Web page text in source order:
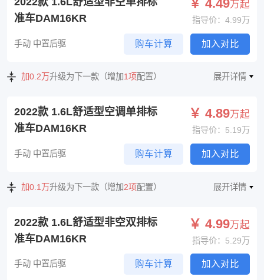
准车DAM16KR
￥ 4.49万起
指导价：4.99万
手动 中置后驱 购车计算 加入对比
加0.2万升级为下一款（增加1项配置） 展开详情
2022款 1.6L舒适型空调单排标
准车DAM16KR
￥ 4.89万起
指导价：5.19万
手动 中置后驱 购车计算 加入对比
加0.1万升级为下一款（增加2项配置） 展开详情
2022款 1.6L舒适型非空双排标
准车DAM16KR
￥ 4.99万起
指导价：5.29万
手动 中置后驱 购车计算 加入对比